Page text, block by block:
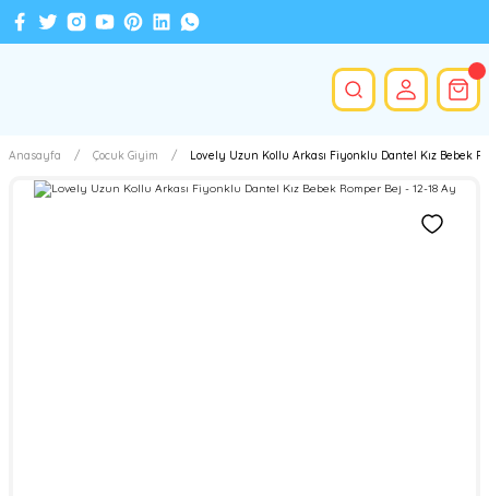
Anasayfa Çocuk Giyim Lovely Uzun Kollu Arkası Fiyonklu Dantel Kız Bebek